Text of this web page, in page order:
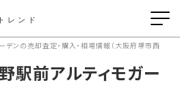
レンド
デンの売却査定・購入・相場情報（大阪府堺市西
駅前アルティモガー